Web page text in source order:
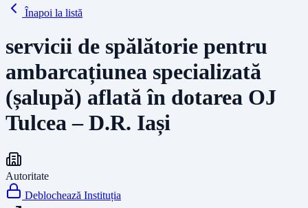
Înapoi la listă
servicii de spălătorie pentru
ambarcațiunea specializată
(șalupă) aflată în dotarea OJ
Tulcea – D.R. Iași
Autoritate
Deblochează Instituția